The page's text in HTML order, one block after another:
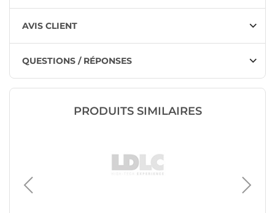
AVIS CLIENT
QUESTIONS / RÉPONSES
PRODUITS SIMILAIRES